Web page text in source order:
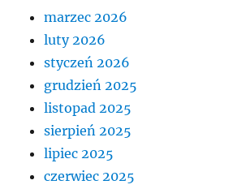
marzec 2026
luty 2026
styczeń 2026
grudzień 2025
listopad 2025
sierpień 2025
lipiec 2025
czerwiec 2025